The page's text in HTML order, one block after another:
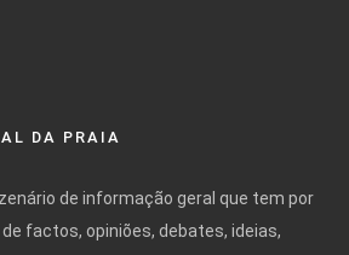
DA PRAIA
de informação geral que tem por
factos, opiniões, debates, ideias,